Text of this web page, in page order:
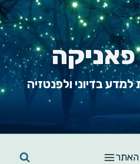
פאניקה
בדיוני ולפנטזיה
האתר